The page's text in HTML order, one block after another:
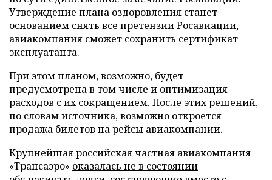
Утверждение плана оздоровления станет
основанием снять все претензии Росавиации,
авиакомпания сможет сохранить сертификат
эксплуатанта.
При этом планом, возможно, будет
предусмотрена в том числе и оптимизация
расходов с их сокращением. После этих решений,
по словам источника, возможно откроется
продажа билетов на рейсы авиакомпании.
Крупнейшая российская частная авиакомпания
«Трансаэро» оказалась не в состоянии